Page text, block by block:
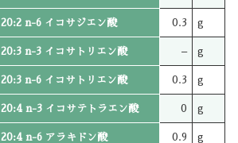
20:2 n-6 イコサジエン酸 0.3 g
20:3 n-3 イコサトリエン酸 – g
20:3 n-6 イコサトリエン酸 0.3 g
20:4 n-3 イコサテトラエン酸 0 g
20:4 n-6 アラキドン酸 0.9 g